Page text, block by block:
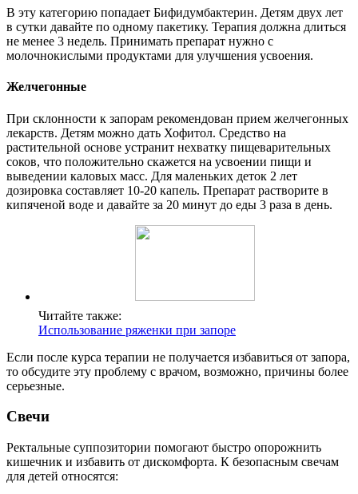
В эту категорию попадает Бифидумбактерин. Детям двух лет
в сутки давайте по одному пакетику. Терапия должна длиться
не менее 3 недель. Принимать препарат нужно с
молочнокислыми продуктами для улучшения усвоения.
Желчегонные
При склонности к запорам рекомендован прием желчегонных
лекарств. Детям можно дать Хофитол. Средство на
растительной основе устранит нехватку пищеварительных
соков, что положительно скажется на усвоении пищи и
выведении каловых масс. Для маленьких деток 2 лет
дозировка составляет 10-20 капель. Препарат растворите в
кипяченой воде и давайте за 20 минут до еды 3 раза в день.
Читайте также:
Использование ряженки при запоре
Если после курса терапии не получается избавиться от запора,
то обсудите эту проблему с врачом, возможно, причины более
серьезные.
Свечи
Ректальные суппозитории помогают быстро опорожнить
кишечник и избавить от дискомфорта. К безопасным свечам
для детей относятся: